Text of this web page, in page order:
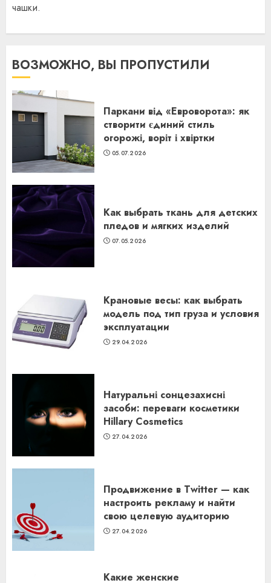
чашки.
ВОЗМОЖНО, ВЫ ПРОПУСТИЛИ
Паркани від «Евроворота»: як
створити єдиний стиль
огорожі, воріт і хвіртки
05.07.2026
Как выбрать ткань для детских
пледов и мягких изделий
07.05.2026
Крановые весы: как выбрать
модель под тип груза и условия
эксплуатации
29.04.2026
Натуральні сонцезахисні
засоби: переваги косметики
Hillary Cosmetics
27.04.2026
Продвижение в Twitter — как
настроить рекламу и найти
свою целевую аудиторию
27.04.2026
Какие женские